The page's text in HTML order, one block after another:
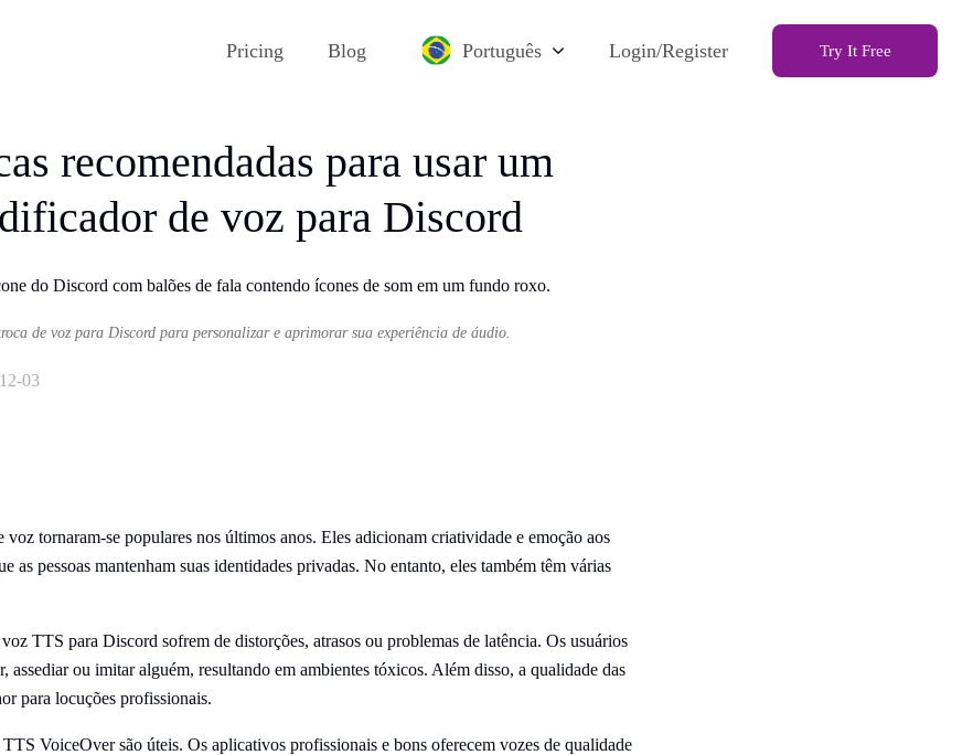
Pricing Blog Português Login/Register Try It Free
recomendadas para usar um
de voz para Discord
de voz para Discord para personalizar e aprimorar sua experiência de áudio.
03
tornaram-se populares nos últimos anos. Eles adicionam criatividade e emoção aos
as pessoas mantenham suas identidades privadas. No entanto, eles também têm várias
TTS para Discord sofrem de distorções, atrasos ou problemas de latência. Os usuários
assediar ou imitar alguém, resultando em ambientes tóxicos. Além disso, a qualidade das
para locuções profissionais.
VoiceOver são úteis. Os aplicativos profissionais e bons oferecem vozes de qualidade